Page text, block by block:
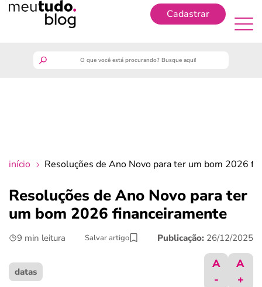
Cadastrar
crédito fácil
últimas notícias
ferramentas
início Resoluções de Ano Novo para ter um bom 2026
Resoluções de Ano Novo para ter
um bom 2026 financeiramente
9 min leitura Salvar artigo Publicação: 26/12/2025
datas
A
-
A
+